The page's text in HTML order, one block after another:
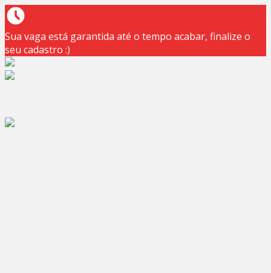
Sua vaga está garantida até o tempo acabar, finalize o
seu cadastro :)